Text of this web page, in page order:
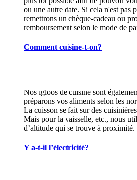
ou une autre date. Si cela n'est pas
remettrons un chèque-cadeau ou
remboursement selon le mode de
Comment cuisine-t-on?
Nos igloos de cuisine sont
préparons vos aliments selon les
La cuisson se fait sur des
Mais pour la vaisselle, etc., nous
d’altitude qui se trouve à proximité.
Y a-t-il l’électricité?